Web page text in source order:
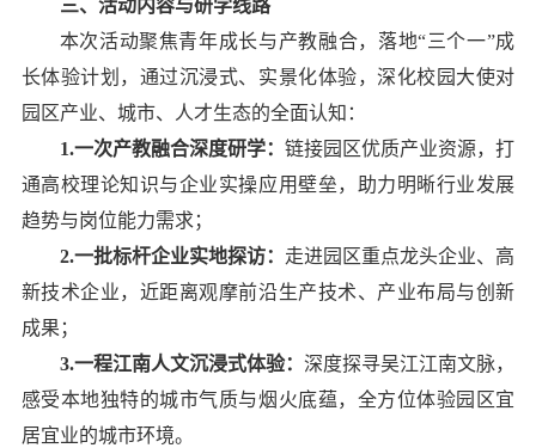
三、活动内容与研学线路
本次活动聚焦青年成长与产教融合，落地“三个一”成
长体验计划，通过沉浸式、实景化体验，深化校园大使对
园区产业、城市、人才生态的全面认知：
1.一次产教融合深度研学：链接园区优质产业资源，打
通高校理论知识与企业实操应用壁垒，助力明晰行业发展
趋势与岗位能力需求；
2.一批标杆企业实地探访： 走进园区重点龙头企业、高
新技术企业，近距离观摩前沿生产技术、产业布局与创新
成果；
3.一程江南人文沉浸式体验：深度探寻吴江江南文脉，
感受本地独特的城市气质与烟火底蕴，全方位体验园区宜
居宜业的城市环境。